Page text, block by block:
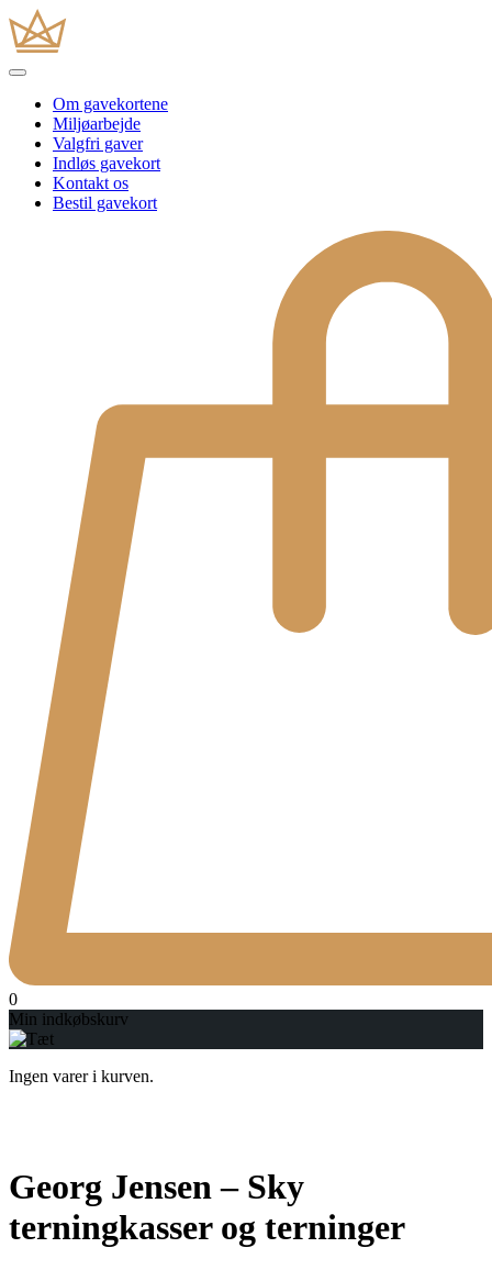
Om gavekortene
Miljøarbejde
Valgfri gaver
Indløs gavekort
Kontakt os
Bestil gavekort
0
Min indkøbskurv
Ingen varer i kurven.
Georg Jensen – Sky
terningkasser og terninger